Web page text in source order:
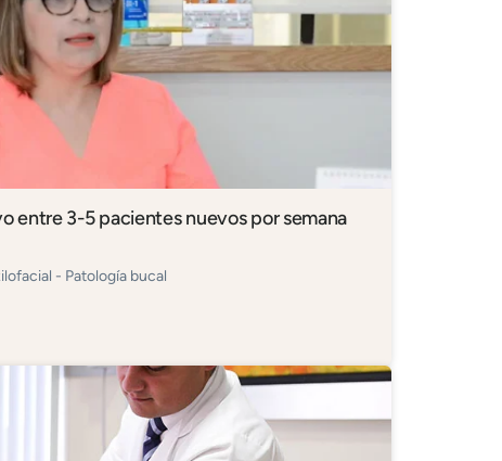
entre 3-5 pacientes nuevos por semana
- Patología bucal